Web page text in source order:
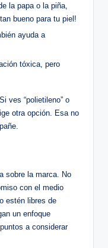
la papa o la piña,
bueno para tu piel!
ayuda a
tóxica, pero
ves “polietileno” o
otra opción. Esa no
sobre la marca. No
con el medio
estén libres de
un enfoque
a considerar